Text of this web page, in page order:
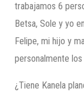
trabajamos 6
Betsa, Sole y yo
Felipe, mi hijo y
personalmente
¿Tiene Kanela